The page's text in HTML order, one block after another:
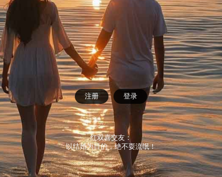
注册 登录
红双喜交友：
以结婚为目的，绝不耍流氓！